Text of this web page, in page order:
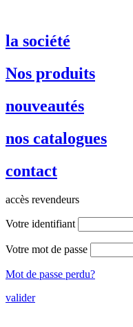
la société
Nos produits
nouveautés
nos catalogues
contact
accès revendeurs
Votre identifiant
Votre mot de passe
Mot de passe perdu?
valider